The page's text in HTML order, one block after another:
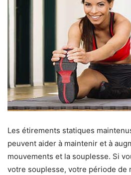
Les étirements statiques
peuvent aider à maintenir et à
mouvements et la souplesse. Si
votre souplesse, votre période de